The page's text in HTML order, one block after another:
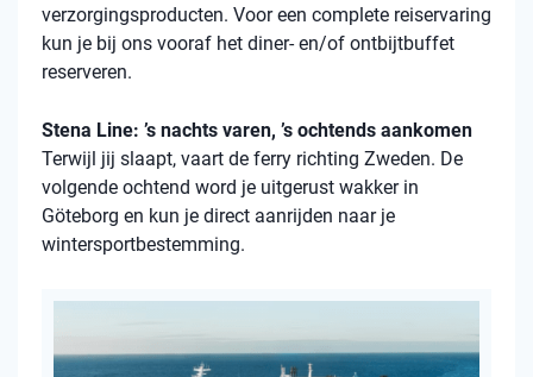
verzorgingsproducten. Voor een complete reiservaring
kun je bij ons vooraf het diner- en/of ontbijtbuffet
reserveren.
Stena Line: ’s nachts varen, ’s ochtends aankomen
Terwijl jij slaapt, vaart de ferry richting Zweden. De
volgende ochtend word je uitgerust wakker in
Göteborg en kun je direct aanrijden naar je
wintersportbestemming.